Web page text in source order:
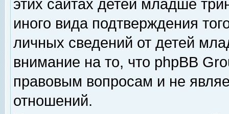
этих сайтах детей младше
иного вида подтверждения
личных сведений от детей
внимание на то, что phpBB
правовым вопросам и не
отношений.